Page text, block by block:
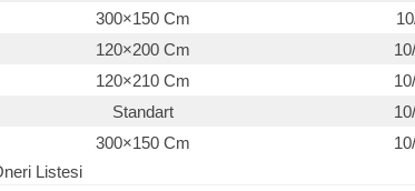
300×150 Cm
120×200 Cm
120×210 Cm
Standart
300×150 Cm
Listesi